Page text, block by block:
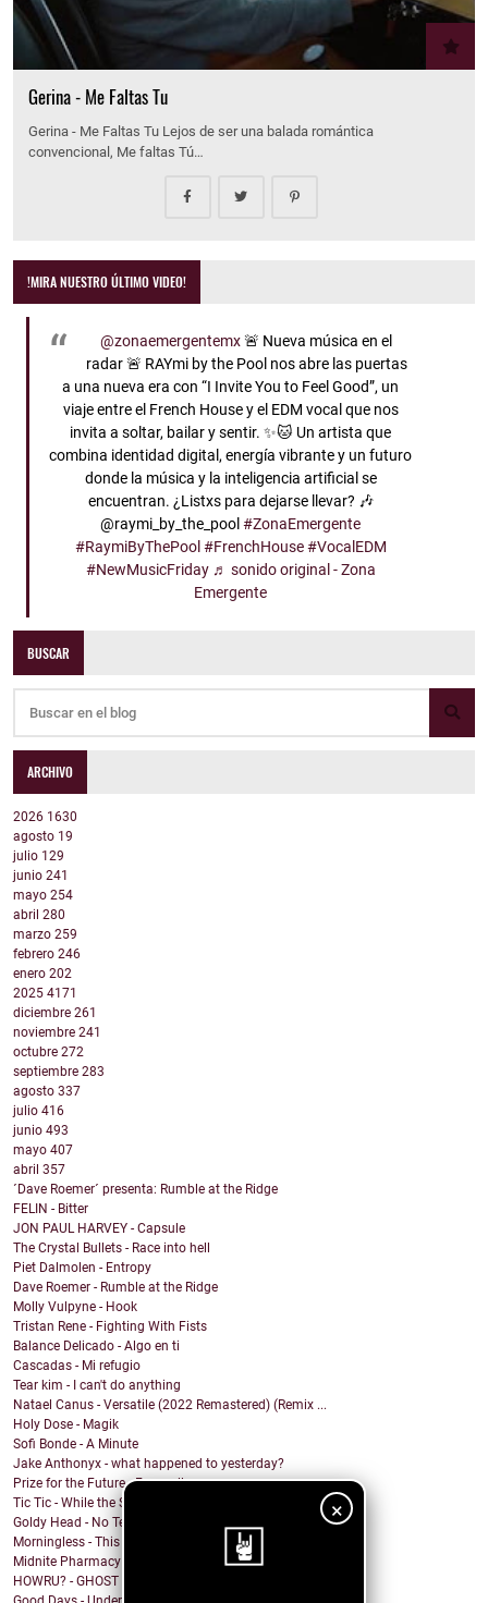
×
Gerina - Me Faltas Tu
Gerina - Me Faltas Tu Lejos de ser una balada romántica
convencional, Me faltas Tú…
!MIRA NUESTRO ÚLTIMO VIDEO!
@zonaemergentemx🚨 Nueva música en el
radar 🚨 RAYmi by the Pool nos abre las puertas
a una nueva era con “I Invite You to Feel Good”, un
viaje entre el French House y el EDM vocal que nos
invita a soltar, bailar y sentir. ✨🐱 Un artista que
combina identidad digital, energía vibrante y un futuro
donde la música y la inteligencia artificial se
encuentran. ¿Listxs para dejarse llevar? 🎶
@raymi_by_the_pool#ZonaEmergente
#RaymiByThePool #FrenchHouse #VocalEDM
#NewMusicFriday ♬ sonido original - Zona
Emergente
BUSCAR
ARCHIVO
2026 1630
agosto 19
julio 129
junio 241
mayo 254
abril 280
marzo 259
febrero 246
enero 202
2025 4171
diciembre 261
noviembre 241
octubre 272
septiembre 283
agosto 337
julio 416
junio 493
mayo 407
abril 357
´Dave Roemer´ presenta: Rumble at the Ridge
FELIN - Bitter
JON PAUL HARVEY - Capsule
The Crystal Bullets - Race into hell
Piet Dalmolen - Entropy
Dave Roemer - Rumble at the Ridge
Molly Vulpyne - Hook
Tristan Rene - Fighting With Fists
Balance Delicado - Algo en ti
Cascadas - Mi refugio
Tear kim - I can't do anything
Natael Canus - Versatile (2022 Remastered) (Remix ...
Holy Dose - Magik
Sofi Bonde - A Minute
Jake Anthonyx - what happened to yesterday?
Prize for the Future - Farewell
Tic Tic - While the Shadows Grow
Goldy Head - No Tengo Problema (Contigo)
Morningless - This Party
Midnite Pharmacy - Becoming
HOWRU? - GHOST